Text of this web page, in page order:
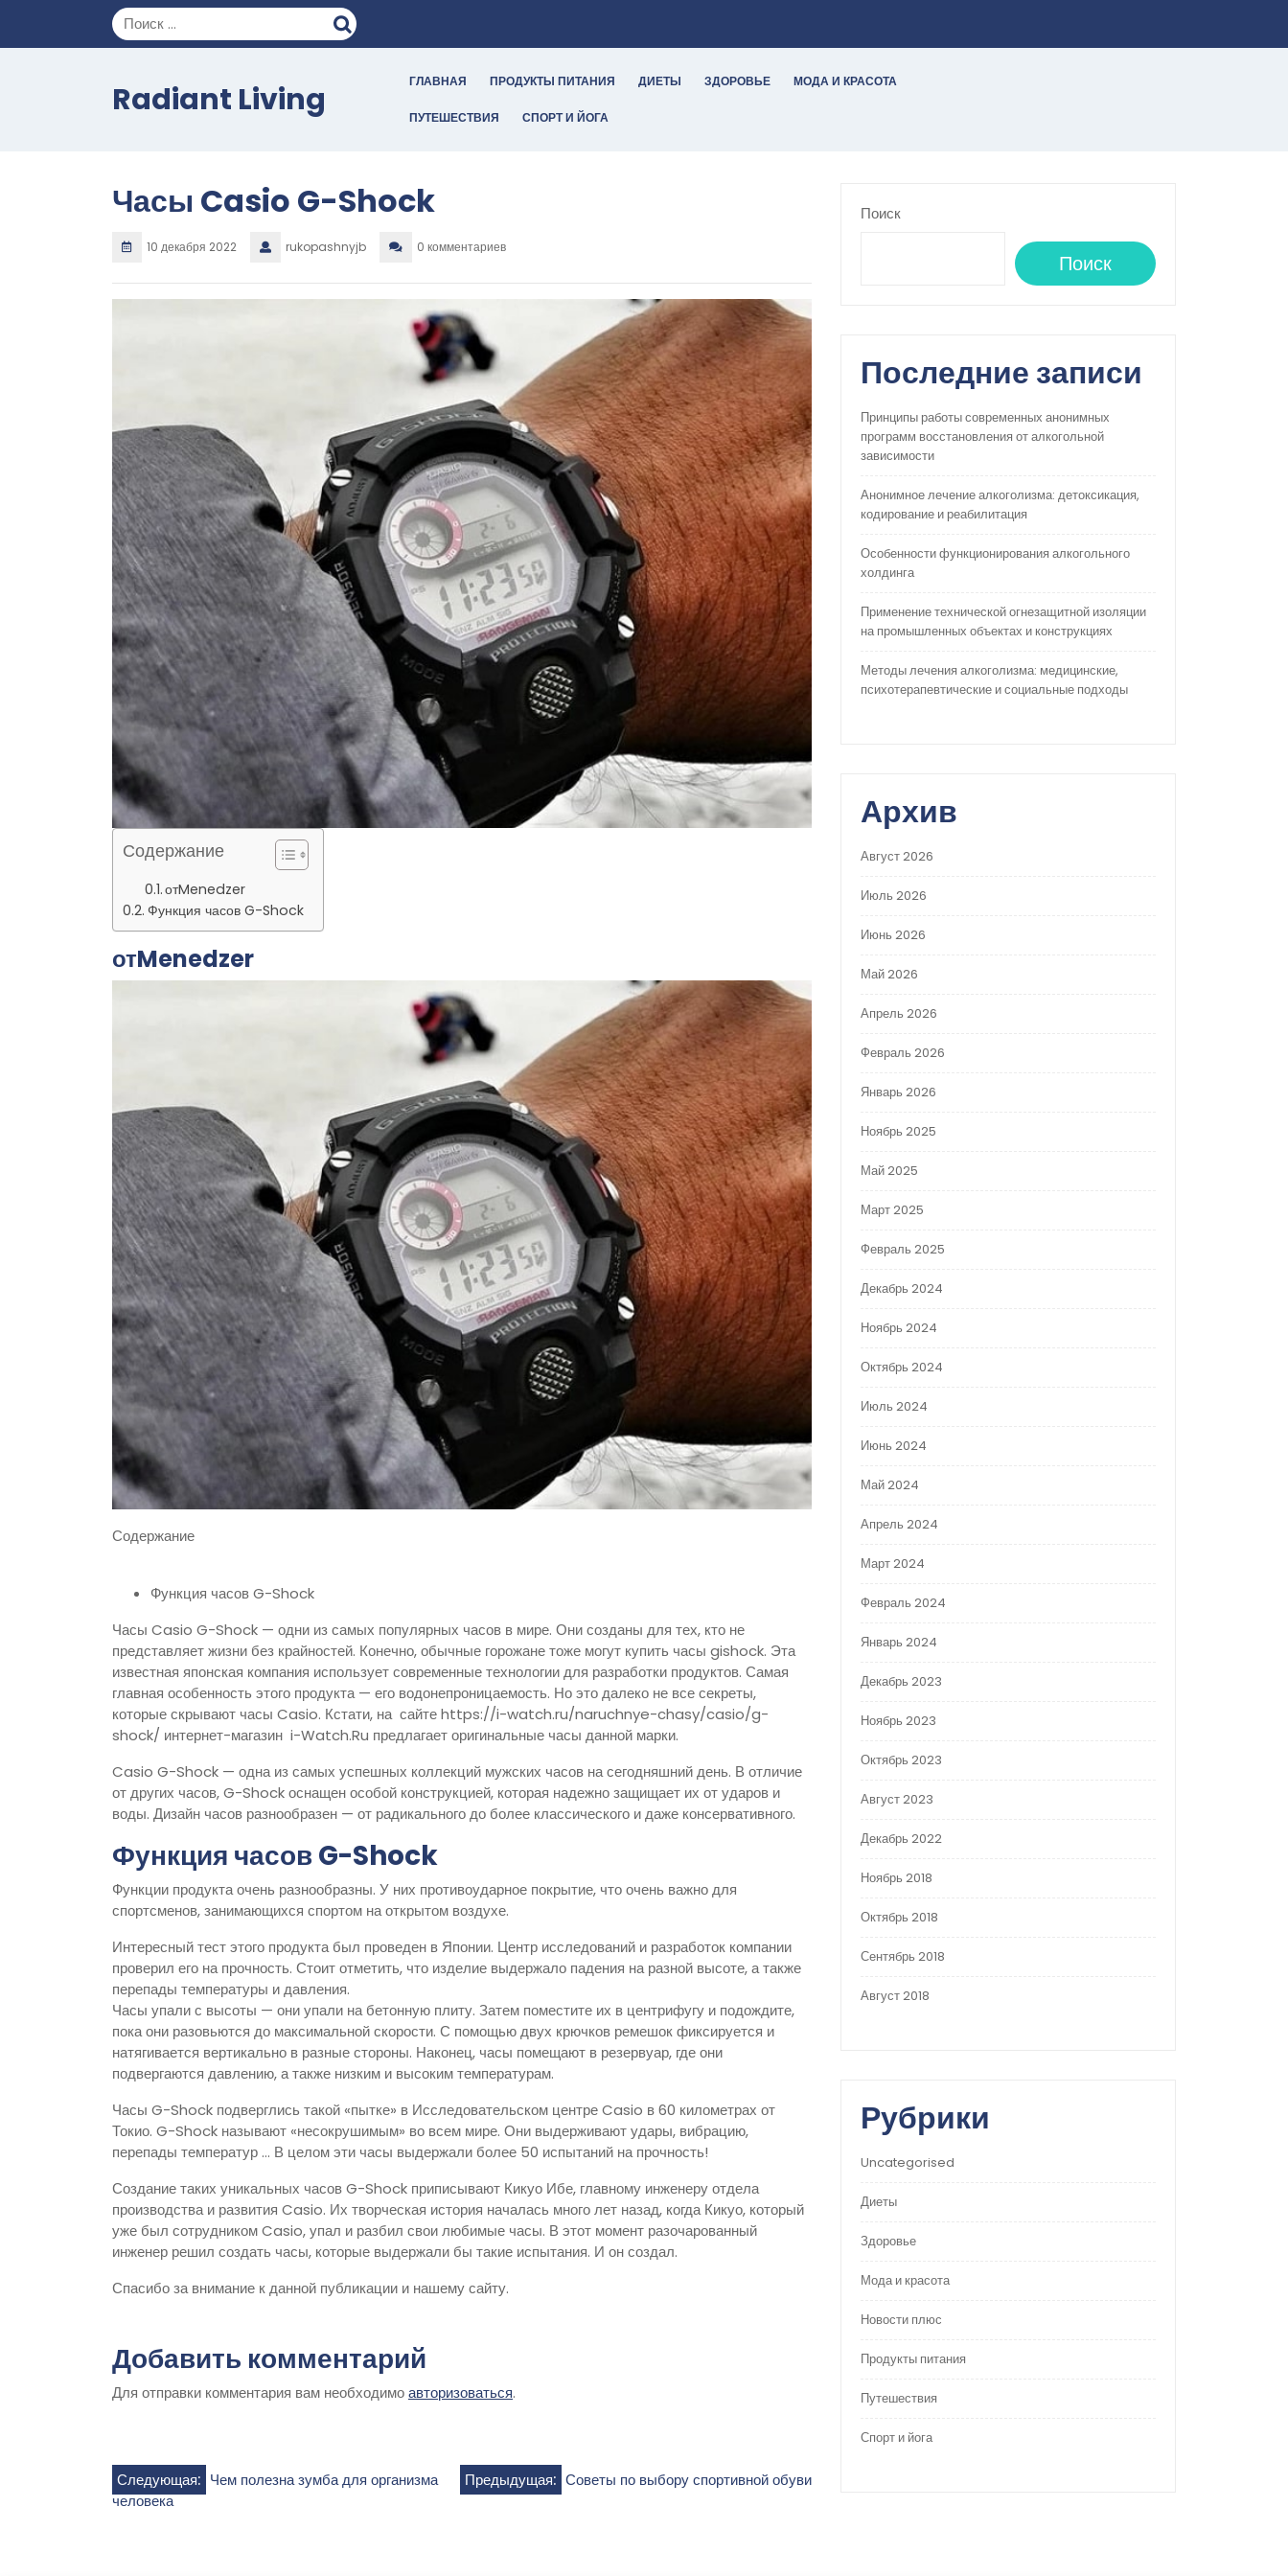
содержимому
Radiant Living ГЛАВНАЯ ПРОДУКТЫ ПИТАНИЯ ДИЕТЫ ЗДОРОВЬЕ МОДА И КРАСОТА
ПУТЕШЕСТВИЯ СПОРТ И ЙОГА
Часы Casio G-Shock
10 декабря 2022 rukopashnyjb 0 комментариев
Содержание
отMenedzer
Функция часов G-Shock
отMenedzer
Содержание
Функция часов G-Shock
Часы Casio G-Shock — одни из самых популярных часов в мире. Они созданы для тех, кто не
представляет жизни без крайностей. Конечно, обычные горожане тоже могут купить часы gishock. Эта
известная японская компания использует современные технологии для разработки продуктов. Самая
главная особенность этого продукта — его водонепроницаемость. Но это далеко не все секреты,
которые скрывают часы Casio. Кстати, на сайте https://i-watch.ru/naruchnye-chasy/casio/g-
shock/ интернет-магазин i-Watch.Ru предлагает оригинальные часы данной марки.
Casio G-Shock — одна из самых успешных коллекций мужских часов на сегодняшний день. В отличие
от других часов, G-Shock оснащен особой конструкцией, которая надежно защищает их от ударов и
воды. Дизайн часов разнообразен — от радикального до более классического и даже консервативного.
Функция часов G-Shock
Функции продукта очень разнообразны. У них противоударное покрытие, что очень важно для
спортсменов, занимающихся спортом на открытом воздухе.
Интересный тест этого продукта был проведен в Японии. Центр исследований и разработок компании
проверил его на прочность. Стоит отметить, что изделие выдержало падения на разной высоте, а также
перепады температуры и давления.
Часы упали с высоты — они упали на бетонную плиту. Затем поместите их в центрифугу и подождите,
пока они разовьются до максимальной скорости. С помощью двух крючков ремешок фиксируется и
натягивается вертикально в разные стороны. Наконец, часы помещают в резервуар, где они
подвергаются давлению, а также низким и высоким температурам.
Часы G-Shock подверглись такой «пытке» в Исследовательском центре Casio в 60 километрах от
Токио. G-Shock называют «несокрушимым» во всем мире. Они выдерживают удары, вибрацию,
перепады температур … В целом эти часы выдержали более 50 испытаний на прочность!
Создание таких уникальных часов G-Shock приписывают Кикуо Ибе, главному инженеру отдела
производства и развития Casio. Их творческая история началась много лет назад, когда Кикуо, который
уже был сотрудником Casio, упал и разбил свои любимые часы. В этот момент разочарованный
инженер решил создать часы, которые выдержали бы такие испытания. И он создал.
Спасибо за внимание к данной публикации и нашему сайту.
Добавить комментарий
Для отправки комментария вам необходимоавторизоваться.
Навигация
Предыдущая: Советы по выбору спортивной обуви
Следующая: Чем полезна зумба для организма
человека
Поиск
Поиск
Последние записи
Принципы работы современных анонимных
программ восстановления от алкогольной
зависимости
Анонимное лечение алкоголизма: детоксикация,
кодирование и реабилитация
Особенности функционирования алкогольного
холдинга
Применение технической огнезащитной изоляции
на промышленных объектах и конструкциях
Методы лечения алкоголизма: медицинские,
психотерапевтические и социальные подходы
Архив
Август 2026
Июль 2026
Июнь 2026
Май 2026
Апрель 2026
Февраль 2026
Январь 2026
Ноябрь 2025
Май 2025
Март 2025
Февраль 2025
Декабрь 2024
Ноябрь 2024
Октябрь 2024
Июль 2024
Июнь 2024
Май 2024
Апрель 2024
Март 2024
Февраль 2024
Январь 2024
Декабрь 2023
Ноябрь 2023
Октябрь 2023
Август 2023
Декабрь 2022
Ноябрь 2018
Октябрь 2018
Сентябрь 2018
Август 2018
Рубрики
Uncategorised
Диеты
Здоровье
Мода и красота
Новости плюс
Продукты питания
Путешествия
Спорт и йога